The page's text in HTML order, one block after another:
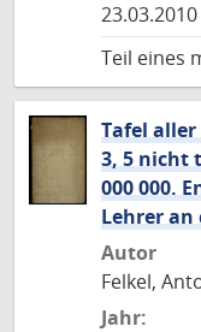
23.03.2010
Teil eines
Tafel
3, 5 nicht
000 000.
Lehrer
Autor
Felkel,
Jahr: